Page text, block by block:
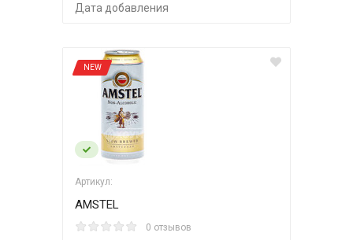
Дата добавления
NEW
Артикул:
AMSTEL
0 отзывов